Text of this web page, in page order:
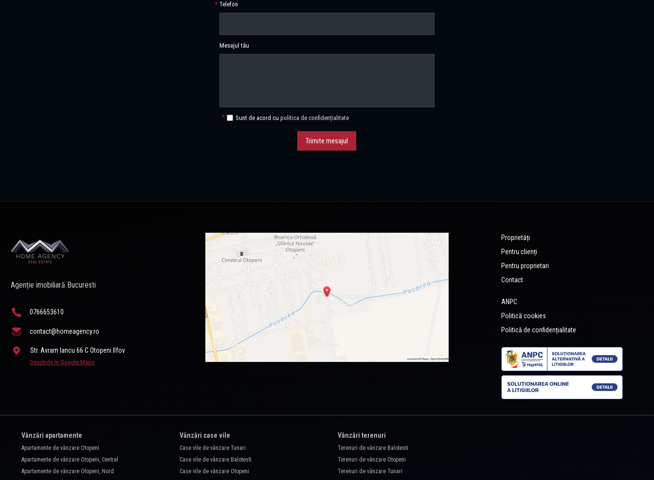
Telefon
Mesajul tău
Sunt de acord cu politica de confidențialitate
Trimite mesajul
Agenție imobiliară Bucuresti
0766653610
contact@homeagency.ro
Str. Avram Iancu 66 C Otopeni Ilfov
Deschide în Google Maps
Proprietăți
Pentru clienți
Pentru proprietari
Contact
ANPC
Politică cookies
Politică de confidențialitate
Vânzări apartamente
Apartamente de vânzare Otopeni
Apartamente de vânzare Otopeni, Central
Apartamente de vânzare Otopeni, Nord
Vânzări case vile
Case vile de vânzare Tunari
Case vile de vânzare Balotesti
Case vile de vânzare Otopeni
Vânzări terenuri
Terenuri de vânzare Balotesti
Terenuri de vânzare Otopeni
Terenuri de vânzare Tunari